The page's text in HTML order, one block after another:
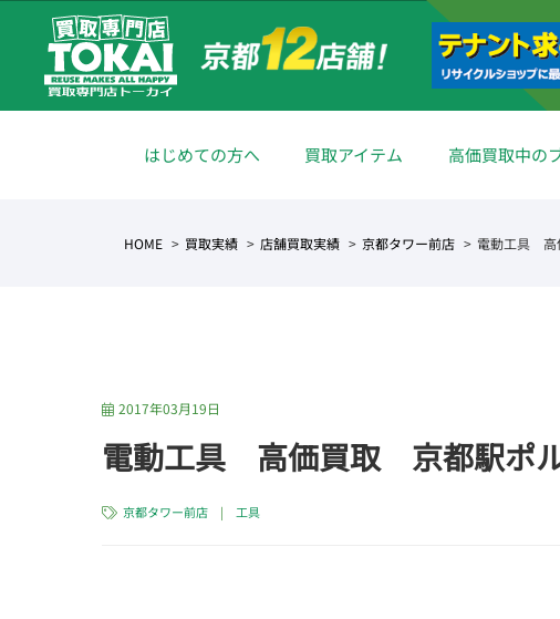
はじめての方へ 買取アイテム 高価買取中の
HOME 買取実績 店舗買取実績 京都タワー前店 電動工具 高
2017年03月19日
電動工具 高価買取 京都駅ポ
京都タワー前店 | 工具